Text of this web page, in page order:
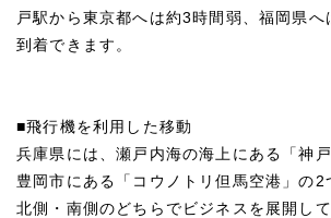
戸駅から東京都へは約3時間弱、福岡県
到着できます。
■飛行機を利用した移動
兵庫県には、瀬戸内海の海上にある「神
豊岡市にある「コウノトリ但馬空港」の2
北側・南側のどちらでビジネスを展開し